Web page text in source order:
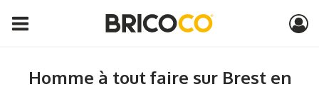
Homme à tout faire sur Brest en